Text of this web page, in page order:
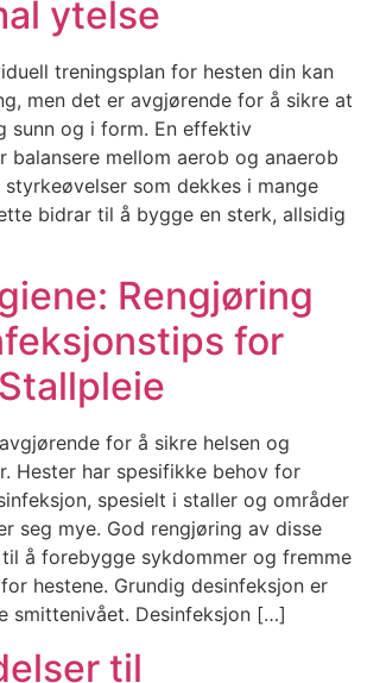
ytelse
treningsplan for hesten din kan
men det er avgjørende for å sikre at
sunn og i form. En effektiv
balansere mellom aerob og anaerob
som dekkes i mange
bidrar til å bygge en sterk, allsidig
Rengjøring
for
for å sikre helsen og
Hester har spesifikke behov for
spesielt i staller og områder
seg mye. God rengjøring av disse
å forebygge sykdommer og fremme
hestene. Grundig desinfeksjon er
smittenivået. Desinfeksjon […]
til